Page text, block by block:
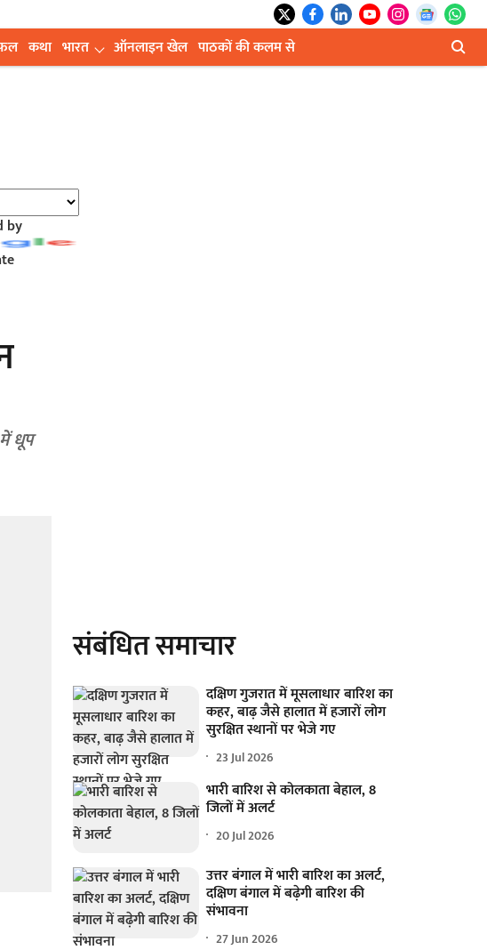
कथा भारत ऑनलाइन खेल पाठकों की कलम से
by
धूप
संबंधित समाचार
दक्षिण गुजरात में मूसलाधार बारिश का
कहर, बाढ़ जैसे हालात में हजारों लोग
सुरक्षित स्थानों पर भेजे गए
23 Jul 2026
भारी बारिश से कोलकाता बेहाल, 8
जिलों में अलर्ट
20 Jul 2026
उत्तर बंगाल में भारी बारिश का अलर्ट,
दक्षिण बंगाल में बढ़ेगी बारिश की
संभावना
27 Jun 2026